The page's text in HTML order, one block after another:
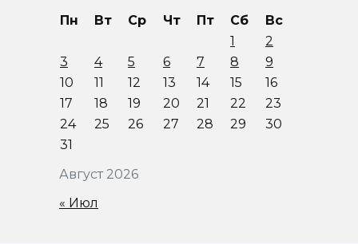
Август 2026
Пн Вт Ср Чт Пт Сб
Вс
1
2
3
4 5 6 7 8
9
10
11 12 13 14 15
16
17
18 19 20 21 22
23
24
25 26 27 28 29
30
31
« Июл